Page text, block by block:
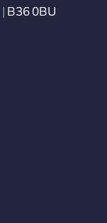
| B36 0BU